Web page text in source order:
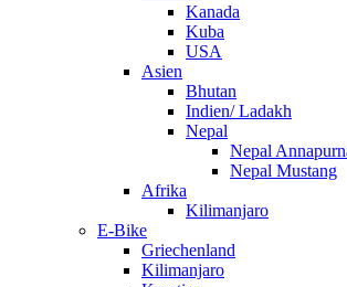
Kanada
Kuba
USA
Asien
Bhutan
Indien/ Ladakh
Nepal
Nepal
Nepal Mustang
Afrika
Kilimanjaro
E-Bike
Griechenland
Kilimanjaro